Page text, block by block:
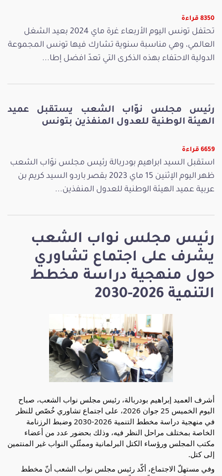
رئيس مجلس نواب الشعب
يشرف على اجتماع تشاوري
حول منهجية دراسة مخطط
التنمية 2026-2030
إلى كتل.
8350 قراءة
تحتفل تونس اليوم الأربعاء غرة ماي 2024 بعيد الشغل
العالمي، وهي مناسبة سنوية تشارك فيها تونس المجموعة
الدولية الاحتفاء بهذه الذكرى التي تعدّ افضل إطا...
رئيس مجلس نوّاب الشعب يستقبل عميد
الهيئة الوطنية للعدول المنفذين بتونس
6659 قراءة
استقبل السيد ابراهيم بودربالة رئيس مجلس نوّاب الشعب
ظهر اليوم الإثنين 15 ماي 2023 بقصر باردو السيد كريم بن
عربية عميد الهيئة الوطنية للعدول المنفذين...